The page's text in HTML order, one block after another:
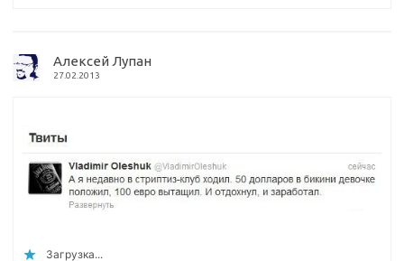
Алексей Лупан
27.02.2013
Загрузка...